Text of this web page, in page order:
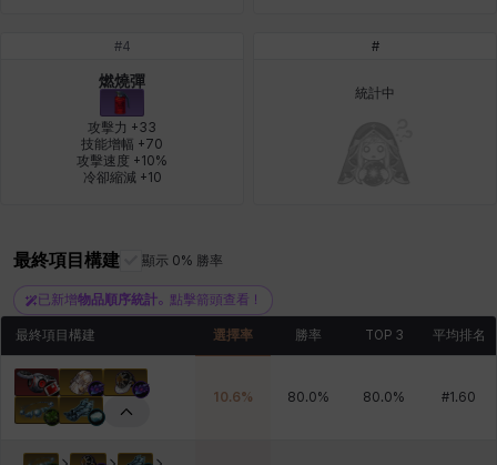
蓋瑞特
阿爾達
青燕 馬庫斯 馬格努斯
#4
燃燒彈
攻擊力 +33
技能增幅 +70
攻擊速度 +10%
冷卻縮減 +10
#
統計中
最終項目構建 顯示 0% 勝率
已新增物品順序統計。點擊箭頭查看！
最終項目構建 選擇率 勝率 TOP 3 平均排名
10.6% 80.0% 80.0% #1.60